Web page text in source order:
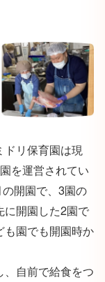
ドリ保育園は現
を運営されてい
開園で、3園の
に開園した2園で
も園でも開園時か
、自前で給食をつ